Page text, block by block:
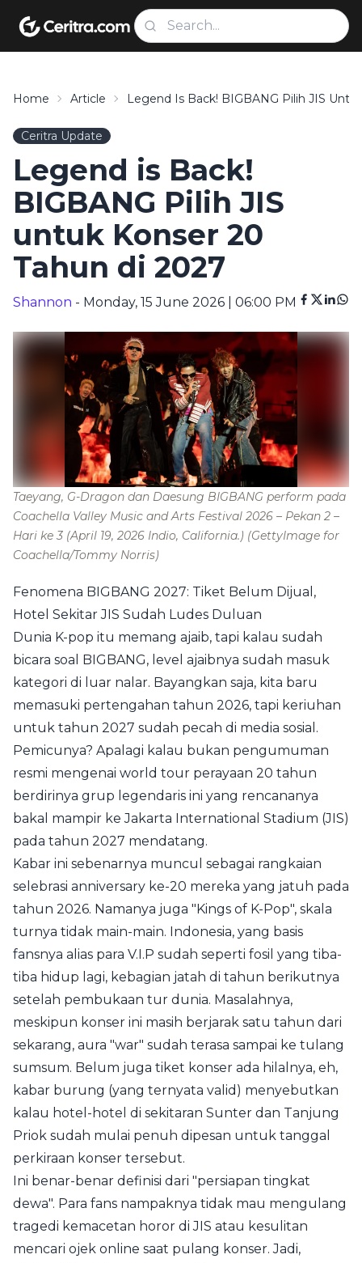
Home Article Legend Is Back! BIGBANG Pilih JIS
Ceritra Update
Legend is Back!
BIGBANG Pilih JIS
untuk Konser 20
Tahun di 2027
Shannon - Monday, 15 June 2026 | 06:00 PM
Taeyang, G-Dragon dan Daesung BIGBANG perform pada
Coachella Valley Music and Arts Festival 2026 – Pekan 2 –
Hari ke 3 (April 19, 2026 Indio, California.) (GettyImage for
Coachella/Tommy Norris)
Fenomena BIGBANG 2027: Tiket Belum Dijual,
Hotel Sekitar JIS Sudah Ludes Duluan
Dunia K-pop itu memang ajaib, tapi kalau sudah
bicara soal BIGBANG, level ajaibnya sudah masuk
kategori di luar nalar. Bayangkan saja, kita baru
memasuki pertengahan tahun 2026, tapi keriuhan
untuk tahun 2027 sudah pecah di media sosial.
Pemicunya? Apalagi kalau bukan pengumuman
resmi mengenai world tour perayaan 20 tahun
berdirinya grup legendaris ini yang rencananya
bakal mampir ke Jakarta International Stadium (JIS)
pada tahun 2027 mendatang.
Kabar ini sebenarnya muncul sebagai rangkaian
selebrasi anniversary ke-20 mereka yang jatuh pada
tahun 2026. Namanya juga "Kings of K-Pop", skala
turnya tidak main-main. Indonesia, yang basis
fansnya alias para V.I.P sudah seperti fosil yang tiba-
tiba hidup lagi, kebagian jatah di tahun berikutnya
setelah pembukaan tur dunia. Masalahnya,
meskipun konser ini masih berjarak satu tahun dari
sekarang, aura "war" sudah terasa sampai ke tulang
sumsum. Belum juga tiket konser ada hilalnya, eh,
kabar burung (yang ternyata valid) menyebutkan
kalau hotel-hotel di sekitaran Sunter dan Tanjung
Priok sudah mulai penuh dipesan untuk tanggal
perkiraan konser tersebut.
Ini benar-benar definisi dari "persiapan tingkat
dewa". Para fans nampaknya tidak mau mengulang
tragedi kemacetan horor di JIS atau kesulitan
mencari ojek online saat pulang konser. Jadi,